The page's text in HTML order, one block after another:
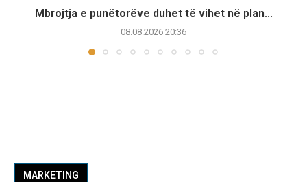
Mbrojtja e punëtorëve duhet të vihet në plan...
08.08.2026 20:36
MARKETING